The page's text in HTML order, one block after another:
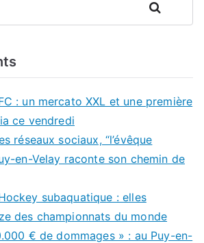
Rechercher
: un mercato XXL et une première
ce vendredi
réseaux sociaux, “l’évêque
en-Velay raconte son chemin de
subaquatique : elles
des championnats du monde
€ de dommages » : au Puy-en-